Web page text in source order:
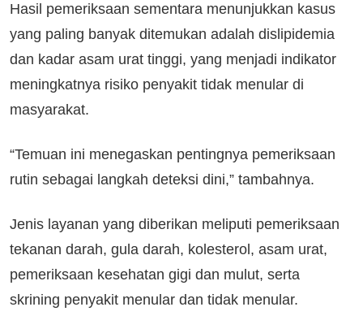
Hasil pemeriksaan sementara menunjukkan kasus
yang paling banyak ditemukan adalah dislipidemia
dan kadar asam urat tinggi, yang menjadi indikator
meningkatnya risiko penyakit tidak menular di
masyarakat.
“Temuan ini menegaskan pentingnya pemeriksaan
rutin sebagai langkah deteksi dini,” tambahnya.
Jenis layanan yang diberikan meliputi pemeriksaan
tekanan darah, gula darah, kolesterol, asam urat,
pemeriksaan kesehatan gigi dan mulut, serta
skrining penyakit menular dan tidak menular.